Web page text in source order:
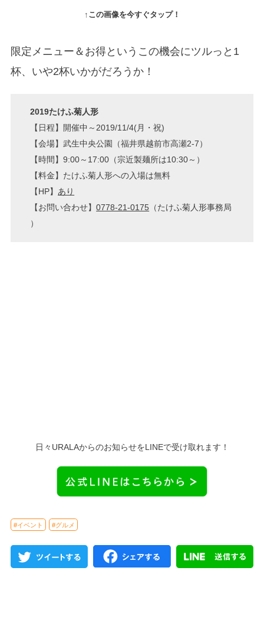
↑この画像を今すぐタップ！
限定メニュー＆お得というこの機会にツルっと1
杯、いや2杯いかがだろうか！
2019たけふ菊人形
【日程】開催中～2019/11/4(月・祝)
【会場】武生中央公園（福井県越前市高瀬2-7）
【時間】9:00～17:00（宗近製麺所は10:30～）
【料金】たけふ菊人形への入場は無料
【HP】 あり
【お問い合わせ】0778-21-0175 （たけふ菊人形事務局
）
日々URALAからのお知らせをLINEで受け取れます！
#イベント #グルメ